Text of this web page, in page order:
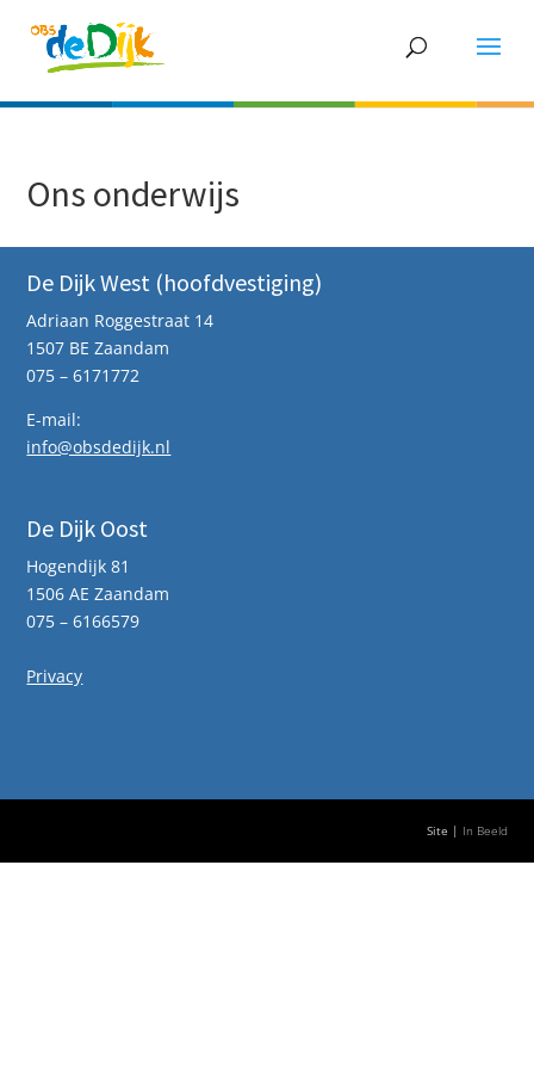
Ons onderwijs
De Dijk West (hoofdvestiging)
Adriaan Roggestraat 14
1507 BE Zaandam
075 – 6171772
E-mail:
info@obsdedijk.nl
De Dijk Oost
Hogendijk 81
1506 AE Zaandam
075 – 6166579
Privacy
Site | In Beeld